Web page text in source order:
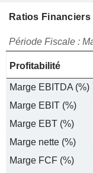
Ratios
Période Fiscale :
Profitabilité
Marge EBITDA (%)
Marge EBIT (%)
Marge EBT (%)
Marge nette (%)
Marge FCF (%)